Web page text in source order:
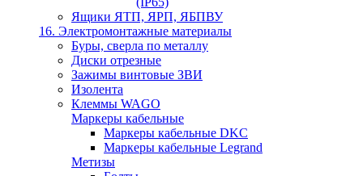
Ящики ЯТП, ЯРП, ЯБПВУ
16. Электромонтажные материалы
Буры, сверла по металлу
Диски отрезные
Зажимы винтовые ЗВИ
Изолента
Клеммы WAGO
Маркеры кабельные
Маркеры кабельные DKC
Маркеры кабельные Legrand
Метизы